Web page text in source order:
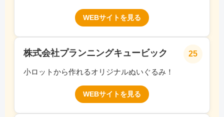
WEBサイトを見る
25
株式会社プランニングキュービック
小ロットから作れるオリジナルぬいぐるみ！
WEBサイトを見る